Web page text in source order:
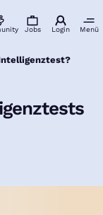
Jobs Login Menü